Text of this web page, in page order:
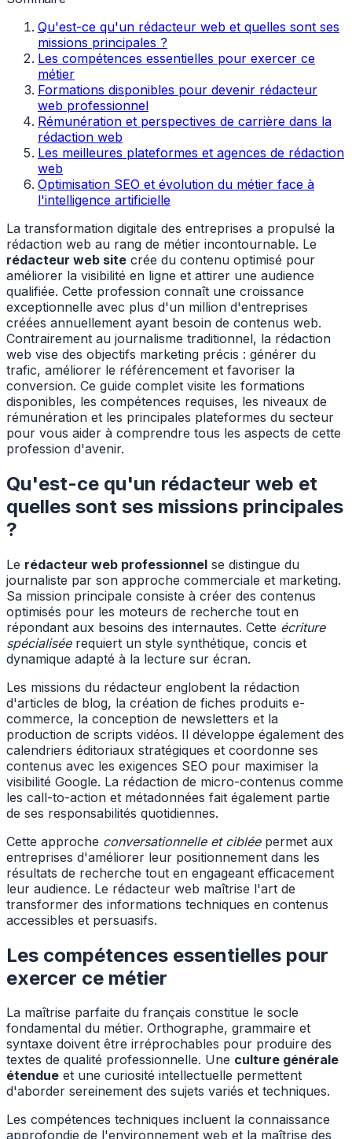
Qu'est-ce qu'un rédacteur web et quelles sont ses
missions principales ?
Les compétences essentielles pour exercer ce
métier
Formations disponibles pour devenir rédacteur
web professionnel
Rémunération et perspectives de carrière dans la
rédaction web
Les meilleures plateformes et agences de rédaction
web
Optimisation SEO et évolution du métier face à
l'intelligence artificielle
La transformation digitale des entreprises a propulsé la
rédaction web au rang de métier incontournable. Le
rédacteur web site crée du contenu optimisé pour
améliorer la visibilité en ligne et attirer une audience
qualifiée. Cette profession connaît une croissance
exceptionnelle avec plus d'un million d'entreprises
créées annuellement ayant besoin de contenus web.
Contrairement au journalisme traditionnel, la rédaction
web vise des objectifs marketing précis : générer du
trafic, améliorer le référencement et favoriser la
conversion. Ce guide complet visite les formations
disponibles, les compétences requises, les niveaux de
rémunération et les principales plateformes du secteur
pour vous aider à comprendre tous les aspects de cette
profession d'avenir.
Qu'est-ce qu'un rédacteur web et
quelles sont ses missions principales
?
Le rédacteur web professionnel se distingue du
journaliste par son approche commerciale et marketing.
Sa mission principale consiste à créer des contenus
optimisés pour les moteurs de recherche tout en
répondant aux besoins des internautes. Cette écriture
spécialiséerequiert un style synthétique, concis et
dynamique adapté à la lecture sur écran.
Les missions du rédacteur englobent la rédaction
d'articles de blog, la création de fiches produits e-
commerce, la conception de newsletters et la
production de scripts vidéos. Il développe également des
calendriers éditoriaux stratégiques et coordonne ses
contenus avec les exigences SEO pour maximiser la
visibilité Google. La rédaction de micro-contenus comme
les call-to-action et métadonnées fait également partie
de ses responsabilités quotidiennes.
Cette approche conversationnelle et cibléepermet aux
entreprises d'améliorer leur positionnement dans les
résultats de recherche tout en engageant efficacement
leur audience. Le rédacteur web maîtrise l'art de
transformer des informations techniques en contenus
accessibles et persuasifs.
Les compétences essentielles pour
exercer ce métier
La maîtrise parfaite du français constitue le socle
fondamental du métier. Orthographe, grammaire et
syntaxe doivent être irréprochables pour produire des
textes de qualité professionnelle. Une culture générale
étendue et une curiosité intellectuelle permettent
d'aborder sereinement des sujets variés et techniques.
Les compétences techniques incluent la connaissance
approfondie de l'environnement web et la maîtrise des